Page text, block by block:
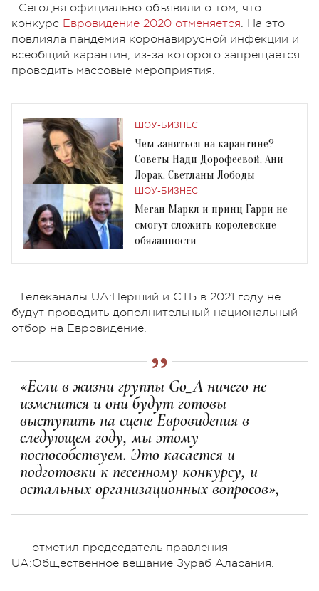
Сегодня официально объявили о том, что
конкурс Евровидение 2020 отменяется. На это
повлияла пандемия коронавирусной инфекции и
всеобщий карантин, из-за которого запрещается
проводить массовые мероприятия.
ШОУ-БИЗНЕС
Чем заняться на карантине?
Советы Нади Дорофеевой, Ани
Лорак, Светланы Лободы
ШОУ-БИЗНЕС
Меган Маркл и принц Гарри не
смогут сложить королевские
обязанности
Телеканалы UA:Перший и СТБ в 2021 году не
будут проводить дополнительный национальный
отбор на Евровидение.
«Если в жизни группы Go_A ничего не
изменится и они будут готовы
выступить на сцене Евровидения в
следующем году, мы этому
поспособствуем. Это касается и
подготовки к песенному конкурсу, и
остальных организационных вопросов»,
— отметил председатель правления
UA:Общественное вещание Зураб Аласания.